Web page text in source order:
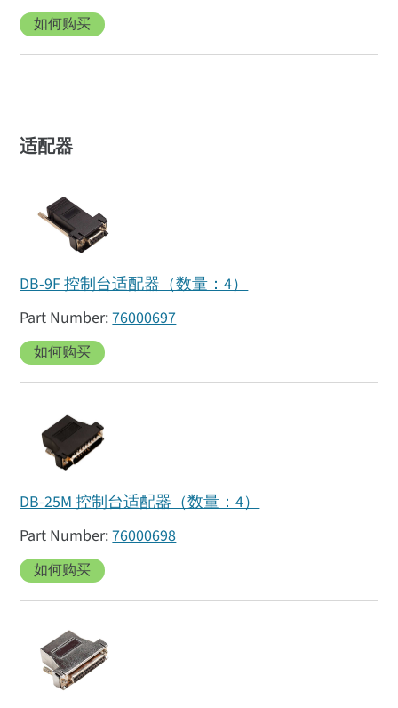
如何购买
适配器
DB-9F 控制台适配器（数量：4）
76000697
如何购买
DB-25M 控制台适配器（数量：4）
76000698
如何购买